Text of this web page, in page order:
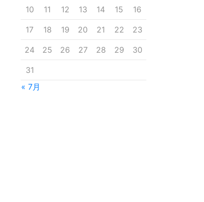
« 7月
10 11 12 13 14 15 16
17 18 19 20 21 22 23
24 25 26 27 28 29 30
31